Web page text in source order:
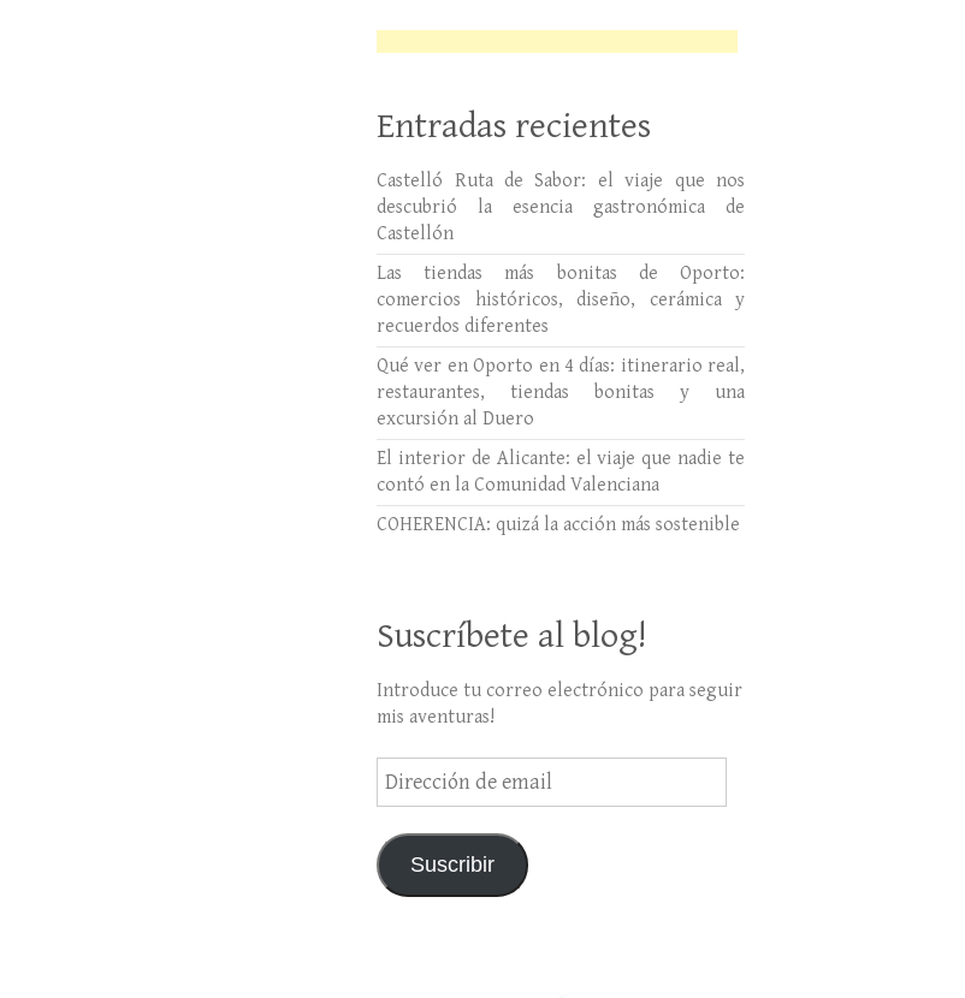
Entradas recientes
Castelló Ruta de Sabor: el viaje que nos
descubrió la esencia gastronómica de
Castellón
Las tiendas más bonitas de Oporto:
comercios históricos, diseño, cerámica y
recuerdos diferentes
Qué ver en Oporto en 4 días: itinerario real,
restaurantes, tiendas bonitas y una
excursión al Duero
El interior de Alicante: el viaje que nadie te
contó en la Comunidad Valenciana
COHERENCIA: quizá la acción más sostenible
Suscríbete al blog!
Introduce tu correo electrónico para seguir
mis aventuras!
Dirección
de
Suscribir